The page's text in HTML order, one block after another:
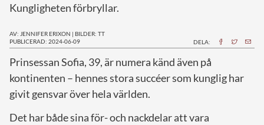
Kungligheten förbryllar.
AV: JENNIFER ERIXON | BILDER: TT
PUBLICERAD: 2024-06-09
DELA:
Prinsessan Sofia, 39, är numera känd även på
kontinenten – hennes stora succéer som kunglig har
givit gensvar över hela världen.
Det har både sina för- och nackdelar att vara